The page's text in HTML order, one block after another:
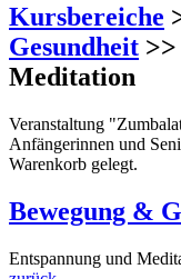
Kursbereiche
Gesundheit
Meditation
Veranstaltung
Anfängerinnen und
Warenkorb gelegt.
Bewegung &
Entspannung und